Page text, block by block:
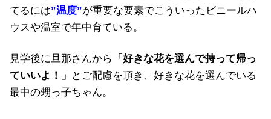
てるには”温度”が重要な要素でこういったビニールハ
ウスや温室で年中育ている。
見学後に旦那さんから
「好きな花を選んで持って帰っ
ていいよ！」
とご配慮を頂き、好きな花を選んでいる
最中の甥っ子ちゃん。